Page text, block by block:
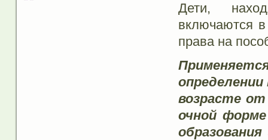
Дети,
включаются
права на
определении
возрасте
очной